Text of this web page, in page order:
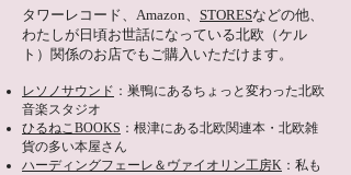
タワーレコード、Amazon、 STORESなどの他、
わたしが日頃お世話になっている北欧（ケル
ト）関係のお店でもご購入いただけます。
レソノサウンド ：巣鴨にあるちょっと変わった北欧
音楽スタジオ
ひるねこBOOKS ：根津にある北欧関連本・北欧雑
貨の多い本屋さん
ハーディングフェーレ＆ヴァイオリン工房K ：私も